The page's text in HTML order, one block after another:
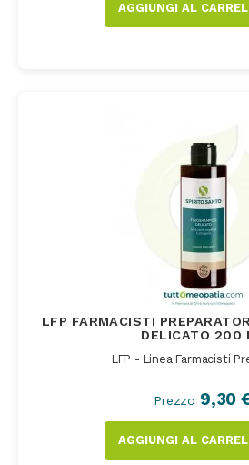
AGGIUNGI AL
LFP FARMACISTI
DELICATO 200
LFP - Linea Farmacisti
Prezzo 9,30
AGGIUNGI AL